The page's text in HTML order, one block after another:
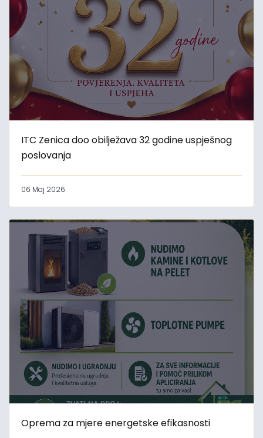
ITC Zenica doo obilježava 32 godine uspješnog
poslovanja
06 Maj 2026
Oprema za mjere energetske efikasnosti